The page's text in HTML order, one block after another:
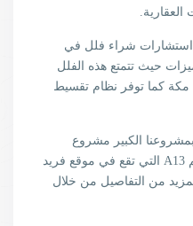
استشارات شراء فلل في
حيث تتمتع هذه الفلل
كما توفر نظام تقسيط
الكبير مشروع
الحجاز ريفيرا مكة مثل وحدة رقم A13 التي تقع في موقع فريد
من التفاصيل من خلال